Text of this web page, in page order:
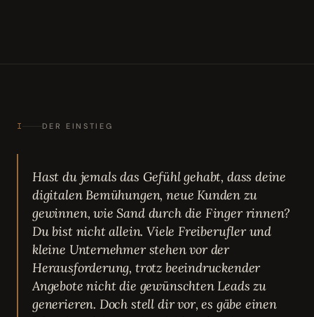
I DER EINSTIEG
Hast du jemals das Gefühl gehabt, dass deine
digitalen Bemühungen, neue Kunden zu
gewinnen, wie Sand durch die Finger rinnen?
Du bist nicht allein. Viele Freiberufler und
kleine Unternehmer stehen vor der
Herausforderung, trotz beeindruckender
Angebote nicht die gewünschten Leads zu
generieren. Doch stell dir vor, es gäbe einen